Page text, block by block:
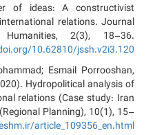
of ideas: A constructivist
relations. Journal
2(3), 18–36.
10.62810/jssh.v2i3.120
Esmail Porrooshan,
Hydropolitical analysis of
relations (Case study: Iran
Planning), 10(1), 15–
article_109356_en.html